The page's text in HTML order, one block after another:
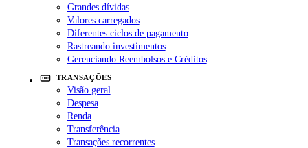
Grandes dívidas
Valores carregados
Diferentes ciclos de pagamento
Rastreando investimentos
Gerenciando Reembolsos e Créditos
TRANSAÇÕES
Visão geral
Despesa
Renda
Transferência
Transações recorrentes